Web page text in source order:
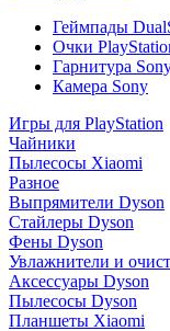
Геймпады
Очки
Гарнитура
Камера Sony
Игры для PlayStation
Чайники
Пылесосы Xiaomi
Разное
Выпрямители Dyson
Стайлеры Dyson
Фены Dyson
Увлажнители и
Аксессуары Dyson
Пылесосы Dyson
Планшеты Xiaomi